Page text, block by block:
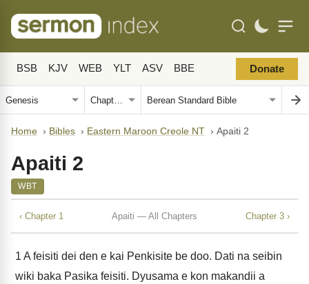
BSB KJV WEB YLT ASV BBE Donate
Home › Bibles › Eastern Maroon Creole NT › Apaiti 2
Apaiti 2
WBT
‹ Chapter 1 Apaiti — All Chapters Chapter 3 ›
1 A feisiti dei den e kai Penkisite be doo. Dati na seibin
wiki baka Pasika feisiti. Dyusama e kon makandii a